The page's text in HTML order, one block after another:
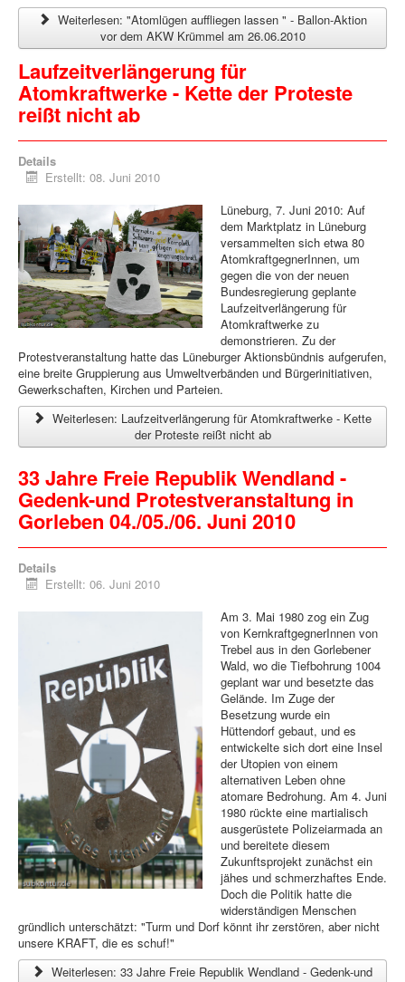
Weiterlesen: "Atomlügen auffliegen lassen " - Ballon-Aktion
vor dem AKW Krümmel am 26.06.2010
Laufzeitverlängerung für
Atomkraftwerke - Kette der Proteste
reißt nicht ab
Details
Erstellt: 08. Juni 2010
Lüneburg, 7. Juni 2010: Auf
dem Marktplatz in Lüneburg
versammelten sich etwa 80
AtomkraftgegnerInnen, um
gegen die von der neuen
Bundesregierung geplante
Laufzeitverlängerung für
Atomkraftwerke zu
demonstrieren. Zu der
Protestveranstaltung hatte das Lüneburger Aktionsbündnis aufgerufen,
eine breite Gruppierung aus Umweltverbänden und Bürgerinitiativen,
Gewerkschaften, Kirchen und Parteien.
Weiterlesen: Laufzeitverlängerung für Atomkraftwerke - Kette
der Proteste reißt nicht ab
33 Jahre Freie Republik Wendland -
Gedenk-und Protestveranstaltung in
Gorleben 04./05./06. Juni 2010
Details
Erstellt: 06. Juni 2010
Am 3. Mai 1980 zog ein Zug
von KernkraftgegnerInnen von
Trebel aus in den Gorlebener
Wald, wo die Tiefbohrung 1004
geplant war und besetzte das
Gelände. Im Zuge der
Besetzung wurde ein
Hüttendorf gebaut, und es
entwickelte sich dort eine Insel
der Utopien von einem
alternativen Leben ohne
atomare Bedrohung. Am 4. Juni
1980 rückte eine martialisch
ausgerüstete Polizeiarmada an
und bereitete diesem
Zukunftsprojekt zunächst ein
jähes und schmerzhaftes Ende.
Doch die Politik hatte die
widerständigen Menschen
gründlich unterschätzt: "Turm und Dorf könnt ihr zerstören, aber nicht
unsere KRAFT, die es schuf!"
Weiterlesen: 33 Jahre Freie Republik Wendland - Gedenk-und